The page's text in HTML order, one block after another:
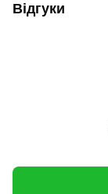
Відгуки